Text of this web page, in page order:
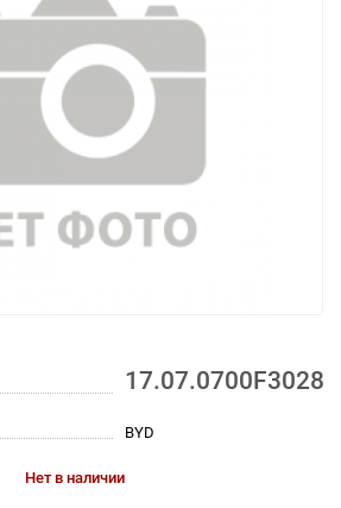
17.07.0700F3028
BYD
Нет в наличии